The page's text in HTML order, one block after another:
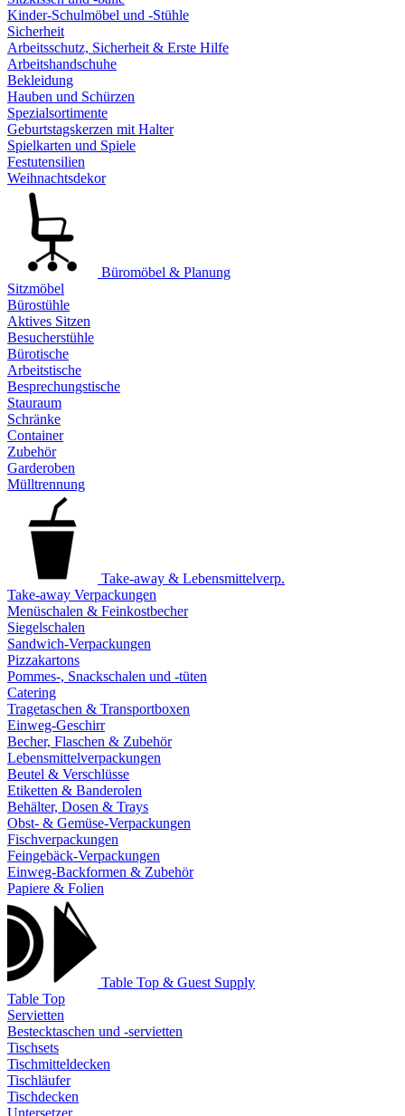
Kinder-Schulmöbel und -Stühle
Sicherheit
Arbeitsschutz, Sicherheit & Erste Hilfe
Arbeitshandschuhe
Bekleidung
Hauben und Schürzen
Spezialsortimente
Geburtstagskerzen mit Halter
Spielkarten und Spiele
Festutensilien
Weihnachtsdekor
Büromöbel & Planung
Sitzmöbel
Bürostühle
Aktives Sitzen
Besucherstühle
Bürotische
Arbeitstische
Besprechungstische
Stauraum
Schränke
Container
Zubehör
Garderoben
Mülltrennung
Take-away & Lebensmittelverp.
Take-away Verpackungen
Menüschalen & Feinkostbecher
Siegelschalen
Sandwich-Verpackungen
Pizzakartons
Pommes-, Snackschalen und -tüten
Catering
Tragetaschen & Transportboxen
Einweg-Geschirr
Becher, Flaschen & Zubehör
Lebensmittelverpackungen
Beutel & Verschlüsse
Etiketten & Banderolen
Behälter, Dosen & Trays
Obst- & Gemüse-Verpackungen
Fischverpackungen
Feingebäck-Verpackungen
Einweg-Backformen & Zubehör
Papiere & Folien
Table Top & Guest Supply
Table Top
Servietten
Bestecktaschen und -servietten
Tischsets
Tischmitteldecken
Tischläufer
Tischdecken